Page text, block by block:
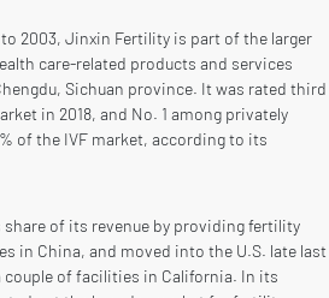
2003, Jinxin Fertility is part of the larger
care-related products and services
Sichuan province. It was rated third
in 2018, and No. 1 among privately
of the IVF market, according to its
share of its revenue by providing fertility
in China, and moved into the U.S. late last
of facilities in California. In its